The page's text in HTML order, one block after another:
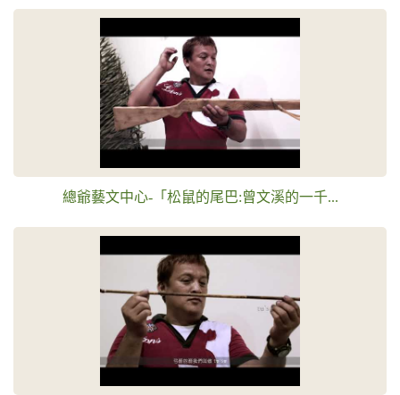
總爺藝文中心-「松鼠的尾巴:曾文溪的一千...